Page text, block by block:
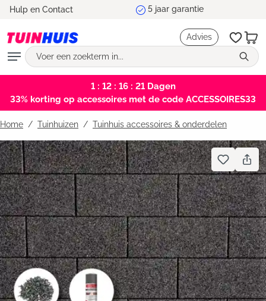
Hulp en Contact 5 jaar garantie
Advies
1 : 12 : 16 : 21Dagen
33% korting op accessoires met de code ACCESSOIRES33
Home Tuinhuizen / Tuinhuis accessoires & onderdelen
Bildergalerie überspringen